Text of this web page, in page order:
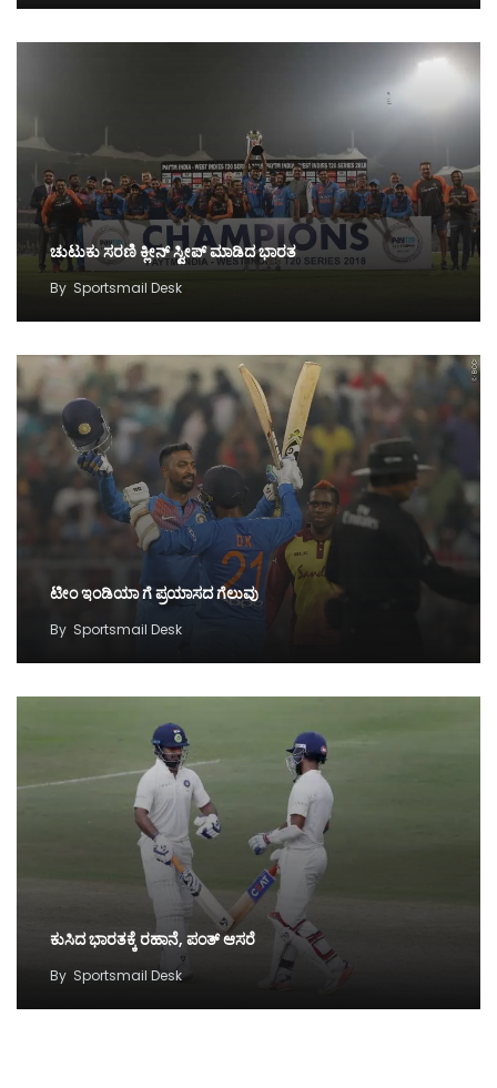
ಚುಟುಕು ಸರಣಿ ಕ್ಲೀನ್ ಸ್ವೀಪ್ ಮಾಡಿದ ಭಾರತ
By Sportsmail Desk
ಟೀಂ ಇಂಡಿಯಾ ಗೆ ಪ್ರಯಾಸದ ಗೆಲುವು
By Sportsmail Desk
ಕುಸಿದ ಭಾರತಕ್ಕೆ ರಹಾನೆ, ಪಂತ್ ಆಸರೆ
By Sportsmail Desk